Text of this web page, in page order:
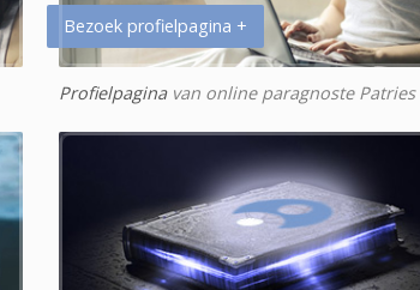
Bezoek profielpagina +
Profielpagina van online paragnoste Patries